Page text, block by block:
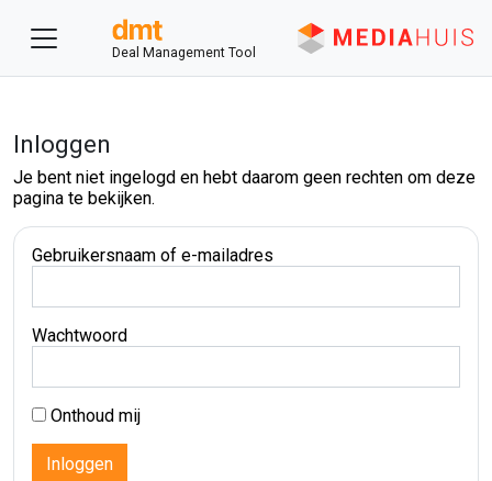
Deal Management Tool
Inloggen
Je bent niet ingelogd en hebt daarom geen rechten om deze
pagina te bekijken.
Gebruikersnaam of e-mailadres
Wachtwoord
Onthoud mij